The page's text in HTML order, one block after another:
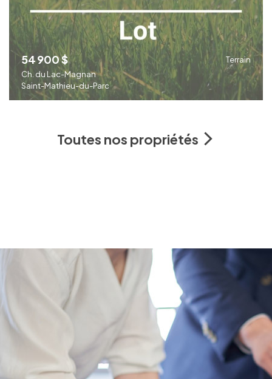
54 900 $
Terrain
Ch. du Lac-Magnan
Saint-Mathieu-du-Parc
Toutes nos propriétés